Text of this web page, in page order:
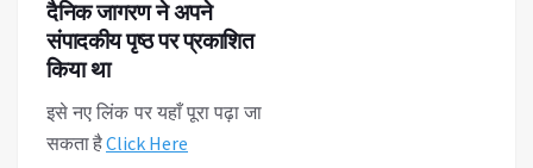
दैनिक जागरण ने अपने
संपादकीय पृष्ठ पर प्रकाशित
किया था
इसे नए लिंक पर यहाँ पूरा पढ़ा जा
सकता हैClick Here